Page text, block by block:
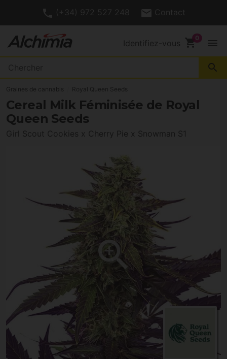
(+34) 972 527 248 Contact
Identifiez-vous shopping_cart menu
search
Graines de cannabis Royal Queen Seeds
Cereal Milk Féminisée de Royal
Queen Seeds
Girl Scout Cookies x Cherry Pie x Snowman S1